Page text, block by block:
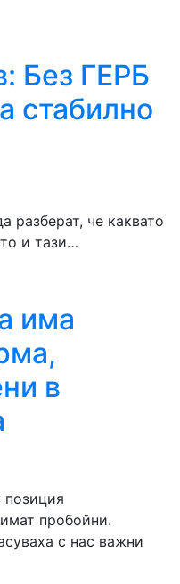
Без ГЕРБ
стабилно
разберат, че каквато
и тази…
има
в
позиция
пробойни.
с нас важни